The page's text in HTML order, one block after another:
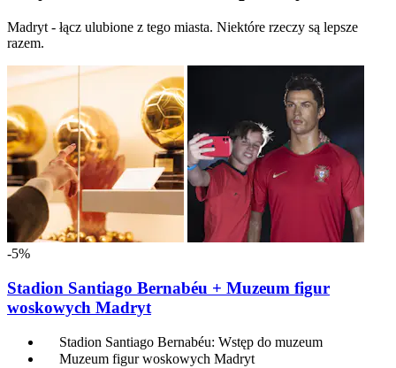
Madryt - łącz ulubione z tego miasta. Niektóre rzeczy są lepsze
razem.
-5%
Stadion Santiago Bernabéu + Muzeum figur
woskowych Madryt
Stadion Santiago Bernabéu: Wstęp do muzeum
Muzeum figur woskowych Madryt